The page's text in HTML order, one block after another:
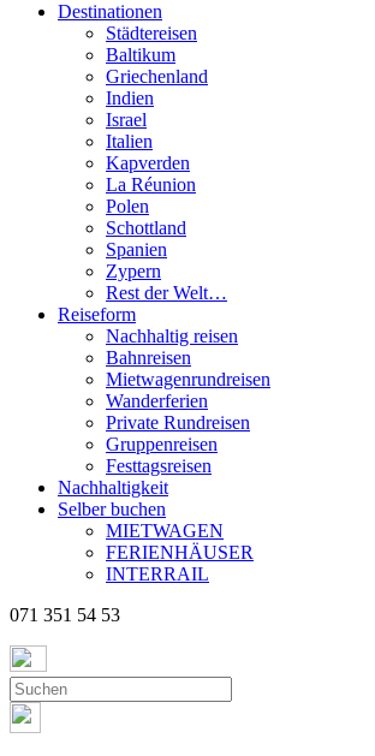
Destinationen
Städtereisen
Baltikum
Griechenland
Indien
Israel
Italien
Kapverden
La Réunion
Polen
Schottland
Spanien
Zypern
Rest der Welt…
Reiseform
Nachhaltig reisen
Bahnreisen
Mietwagenrundreisen
Wanderferien
Private Rundreisen
Gruppenreisen
Festtagsreisen
Nachhaltigkeit
Selber buchen
MIETWAGEN
FERIENHÄUSER
INTERRAIL
071 351 54 53